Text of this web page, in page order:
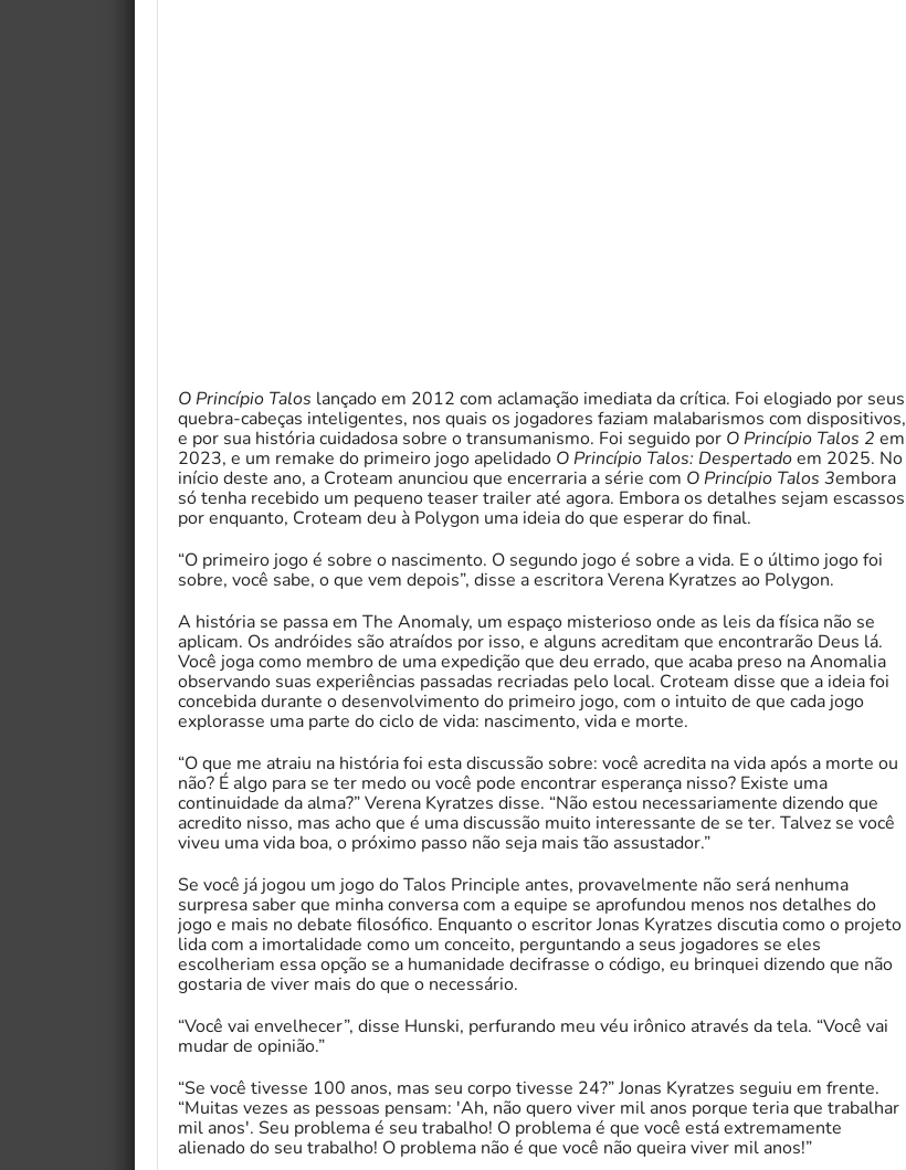
O Princípio Talos lançado em 2012 com aclamação imediata da crítica. Foi elogiado por seus
quebra-cabeças inteligentes, nos quais os jogadores faziam malabarismos com dispositivos,
e por sua história cuidadosa sobre o transumanismo. Foi seguido por O Princípio Talos 2 em
2023, e um remake do primeiro jogo apelidado O Princípio Talos: Despertadoem 2025. No
início deste ano, a Croteam anunciou que encerraria a série com O Princípio Talos 3embora
só tenha recebido um pequeno teaser trailer até agora. Embora os detalhes sejam escassos
por enquanto, Croteam deu à Polygon uma ideia do que esperar do final.
“O primeiro jogo é sobre o nascimento. O segundo jogo é sobre a vida. E o último jogo foi
sobre, você sabe, o que vem depois”, disse a escritora Verena Kyratzes ao Polygon.
A história se passa em The Anomaly, um espaço misterioso onde as leis da física não se
aplicam. Os andróides são atraídos por isso, e alguns acreditam que encontrarão Deus lá.
Você joga como membro de uma expedição que deu errado, que acaba preso na Anomalia
observando suas experiências passadas recriadas pelo local. Croteam disse que a ideia foi
concebida durante o desenvolvimento do primeiro jogo, com o intuito de que cada jogo
explorasse uma parte do ciclo de vida: nascimento, vida e morte.
“O que me atraiu na história foi esta discussão sobre: ​​você acredita na vida após a morte ou
não? É algo para se ter medo ou você pode encontrar esperança nisso? Existe uma
continuidade da alma?” Verena Kyratzes disse. “Não estou necessariamente dizendo que
acredito nisso, mas acho que é uma discussão muito interessante de se ter. Talvez se você
viveu uma vida boa, o próximo passo não seja mais tão assustador.”
Se você já jogou um jogo do Talos Principle antes, provavelmente não será nenhuma
surpresa saber que minha conversa com a equipe se aprofundou menos nos detalhes do
jogo e mais no debate filosófico. Enquanto o escritor Jonas Kyratzes discutia como o projeto
lida com a imortalidade como um conceito, perguntando a seus jogadores se eles
escolheriam essa opção se a humanidade decifrasse o código, eu brinquei dizendo que não
gostaria de viver mais do que o necessário.
“Você vai envelhecer”, disse Hunski, perfurando meu véu irônico através da tela. “Você vai
mudar de opinião.”
“Se você tivesse 100 anos, mas seu corpo tivesse 24?” Jonas Kyratzes seguiu em frente.
“Muitas vezes as pessoas pensam: 'Ah, não quero viver mil anos porque teria que trabalhar
mil anos'. Seu problema é seu trabalho! O problema é que você está extremamente
alienado do seu trabalho! O problema não é que você não queira viver mil anos!”